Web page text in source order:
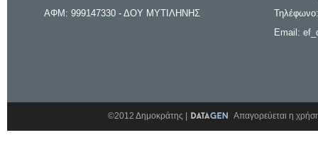
ΑΦΜ: 999147330 - ΔΟΥ ΜΥΤΙΛΗΝΗΣ
Email:
©2012 Δημοκράτης | Απαγορεύεται η